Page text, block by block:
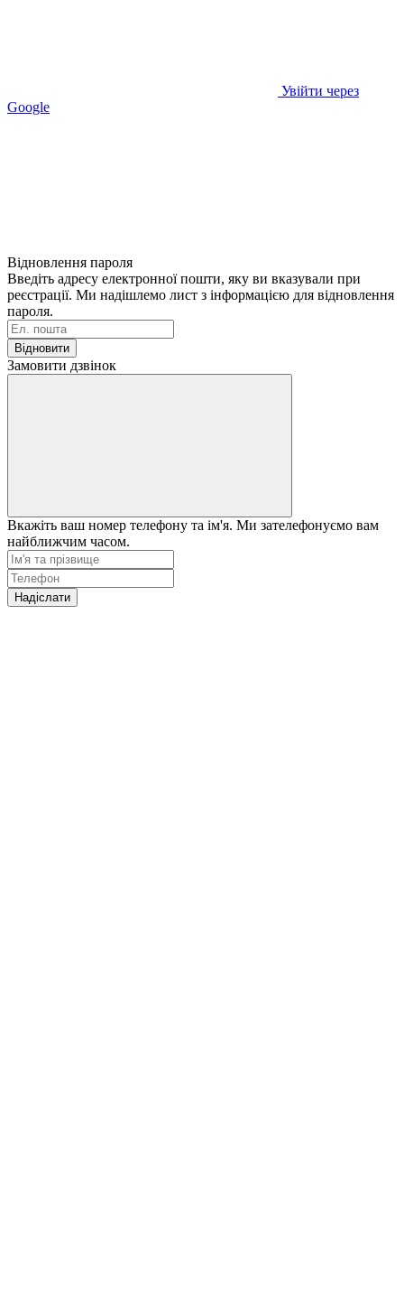
Увійти через
Google
Відновлення пароля
Введіть адресу електронної пошти, яку ви вказували при
реєстрації. Ми надішлемо лист з інформацією для відновлення
пароля.
Відновити
Замовити дзвінок
Вкажіть ваш номер телефону та ім'я. Ми зателефонуємо вам
найближчим часом.
Надіслати